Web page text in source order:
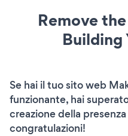
Remove
Building
Se hai il tuo sito web
funzionante, hai
creazione della
congratulazioni!